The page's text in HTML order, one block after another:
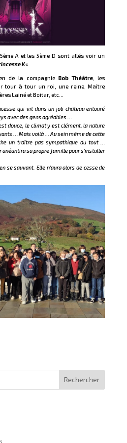
A et les 5ème D sont allés voir un
K« .
de la compagnie Bob Théâtre, les
tour à tour un roi, une reine, Maître
Lainé et Boitar, etc…
qui vit dans un joli château entouré
avec des gens agréables …
douce, le climat y est clément, la nature
… Mais voilà … Au sein même de cette
un traître pas sympathique du tout …
anéantira sa propre famille pour s’installer
se sauvant. Elle n’aura alors de cesse de